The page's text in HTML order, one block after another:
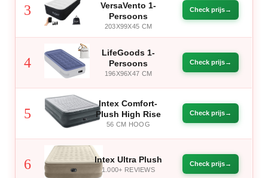
3
VersaVento 1-
Persoons
203X99X45 CM
Check prijs
4
LifeGoods 1-
Persoons
196X96X47 CM
Check prijs
5
Intex Comfort-
Plush High Rise
56 CM HOOG
Check prijs
6 Intex Ultra Plush
1.000+ REVIEWS
Check prijs